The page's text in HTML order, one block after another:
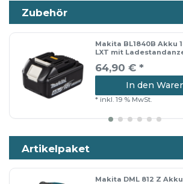
Eigenschaften
Ummantelter Handgriff
sicheren Halt und
Greifgefühl
Tiefentladeschutz. Das
automatisch ab, wenn
leer ist.
XPT - Extreme Protection
Zubehör
Makita BL1840B Akku
LXT mit
64,90 € *
In den
* inkl. 19 % MwSt.
Artikelpaket
Makita DML 812 Z